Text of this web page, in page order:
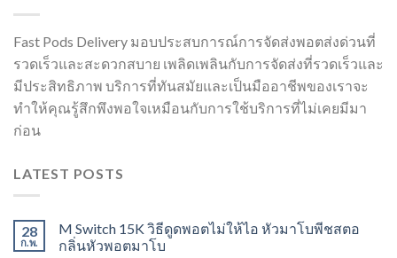
Fast Pods Delivery มอบประสบการณ์การจัดส่งพอตส่งด่วนที่
รวดเร็วและสะดวกสบาย เพลิดเพลินกับการจัดส่งที่รวดเร็วและ
มีประสิทธิภาพ บริการที่ทันสมัยและเป็นมืออาชีพของเราจะ
ทำให้คุณรู้สึกพึงพอใจเหมือนกับการใช้บริการที่ไม่เคยมีมา
ก่อน
LATEST POSTS
28
ก.พ.
M Switch 15K วิธีดูดพอตไม่ให้ไอ หัวมาโบพีชสตอ
กลิ่นหัวพอตมาโบ